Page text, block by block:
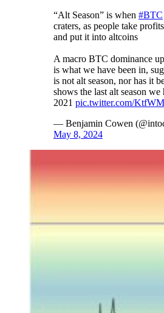
“Alt Season” is when #BTC
craters, as people take
and put it into altcoins
A macro BTC dominance
is what we have been in,
is not alt season, nor has it
shows the last alt season we
2021 pic.twitter.com/
— Benjamin Cowen
May 8, 2024